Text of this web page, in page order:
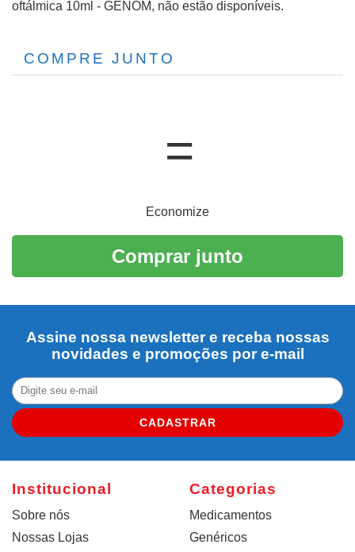
oftálmica 10ml - GENOM, não estão disponíveis.
COMPRE JUNTO
Economize
Comprar junto
Assine nossa newsletter e receba nossas
novidades e promoções por e-mail
CADASTRAR
Institucional
Sobre nós
Nossas Lojas
Categorias
Medicamentos
Genéricos